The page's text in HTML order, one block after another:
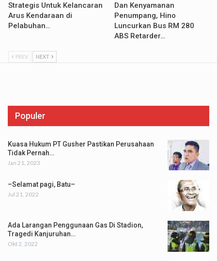
Strategis Untuk Kelancaran
Arus Kendaraan di
Pelabuhan…
Dan Kenyamanan
Penumpang, Hino
Luncurkan Bus RM 280
ABS Retarder…
PREV NEXT
Populer
Kuasa Hukum PT Gusher Pastikan Perusahaan
Tidak Pernah…
Jan 21, 2023
–Selamat pagi, Batu–
Jul 21, 2022
Ada Larangan Penggunaan Gas Di Stadion,
Tragedi Kanjuruhan…
Okt 2, 2022